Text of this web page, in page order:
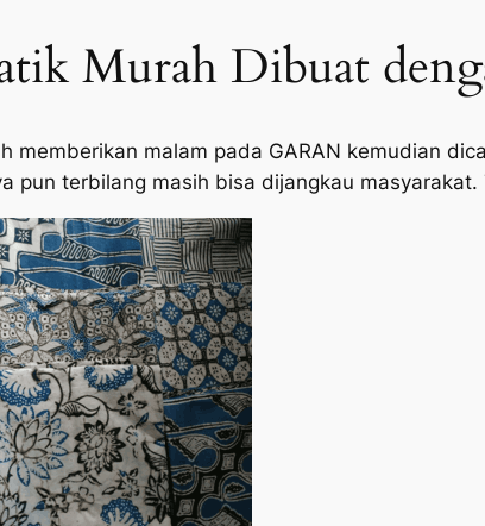
Murah Dibuat
memberikan malam pada GARAN kemudian
pun terbilang masih bisa dijangkau